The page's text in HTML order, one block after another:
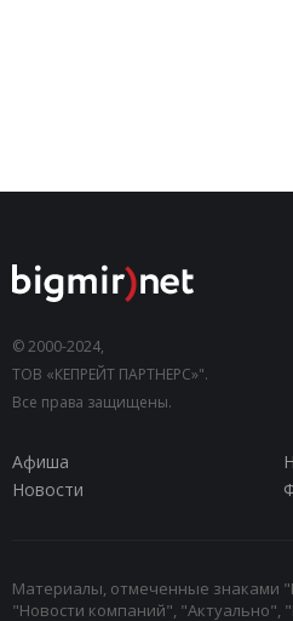
© 2000-2024,
ТОВ «КЕПРЕЙТ ПАРТНЕРС»".
Все права защищены.
Афиша
Новости
Материалы, отмеченные знаками
"Новости компаний", "Актуально",